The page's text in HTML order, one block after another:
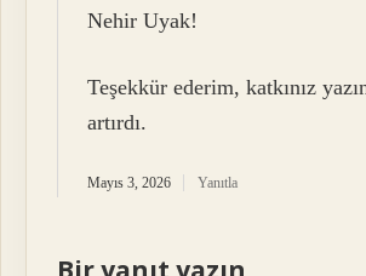
Nehir Uyak!
Teşekkür ederim, katkınız
artırdı.
Mayıs 3, 2026 Yanıtla